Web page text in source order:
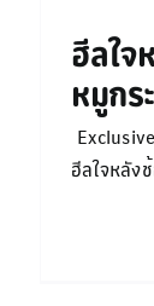
ฮีลใจ
หมูกร
ฮีลใจหลัง